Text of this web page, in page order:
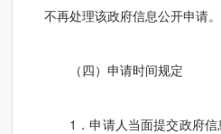
不再处理该政府信息公开申请。
（四）申请时间规定
1．申请人当面提交政府